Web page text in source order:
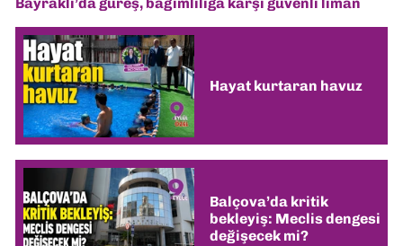
Hayat kurtaran havuz
Balçova’da kritik
bekleyiş: Meclis dengesi
değişecek mi?